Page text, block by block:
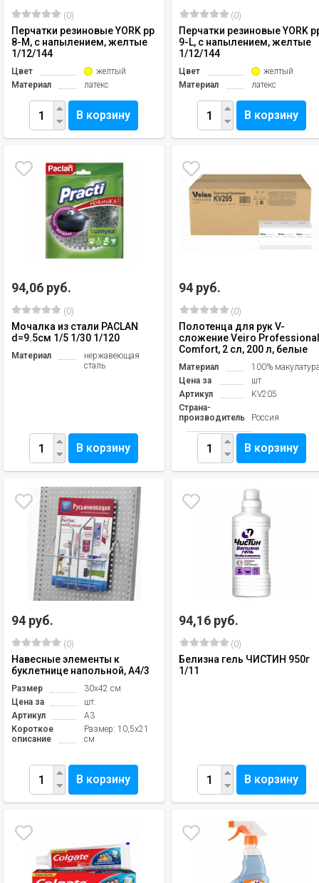
(0)
Перчатки резиновые YORK рр
8-М, с напылением, желтые
1/12/144
Цвет
желтый
Материал
латекс
В корзину
(0)
Перчатки резиновые YORK
9-L, с напылением, желтые
1/12/144
Цвет
желтый
Материал
латекс
В корзину
94,06 руб.
(0)
Мочалка из стали PACLAN
d=9.5см 1/5 1/30 1/120
Материал
нержавеющая
сталь
В корзину
94 руб.
(0)
Полотенца для рук V-
сложение Veiro
Comfort, 2 сл, 200 л, белые
Материал
100%
Цена за
шт.
Артикул
KV205
Страна-
производитель
Россия
В корзину
94 руб.
(0)
Навесные элементы к
буклетнице напольной, A4/3
Размер
30х42 см
Цена за
шт.
Артикул
A3
Короткое
описание
Размер: 10,5х21
см
В корзину
94,16 руб.
(0)
Белизна гель ЧИСТИН 950г
1/11
В корзину